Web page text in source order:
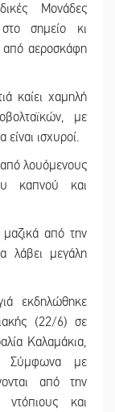
Μονάδες
σημείο κι
από αεροσκάφη
καίει χαμηλή
με
ισχυροί.
λουόμενους
καπνού και
από την
λάβει μεγάλη
εκδηλώθηκε
(22/6) σε
Καλαμάκια,
Σύμφωνα με
από την
και